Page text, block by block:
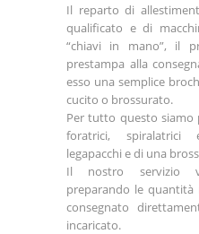
Il reparto di
qualificato e di
“chiavi in mano”, il
prestampa alla
esso una semplice
cucito o brossurato.
Per tutto questo
foratrici, spiralatrici
legapacchi e di una
Il nostro servizio
preparando le quantità
consegnato
incaricato.